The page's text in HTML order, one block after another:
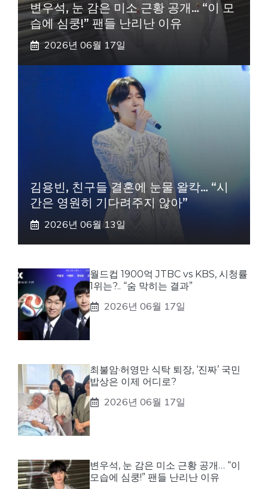
변우석, 눈 감은 미소 근황 공개… “이 모
습에 심쿵!” 팬들 난리난 이유
2026년 06월 17일
김용빈, 친구들 결혼에 눈물 왈칵… “시
간은 영원히 기다려주지 않아”
2026년 06월 13일
월드컵 1900억 JTBC vs KBS, 시청률
1위는?.. “숨 막히는 결과”
2026년 06월 17일
최불암·허영만 식탁 퇴장, ‘진짜’ 국민
밥상은 이제 어디로?
2026년 06월 17일
변우석, 눈 감은 미소 근황 공개… “이
모습에 심쿵!” 팬들 난리난 이유